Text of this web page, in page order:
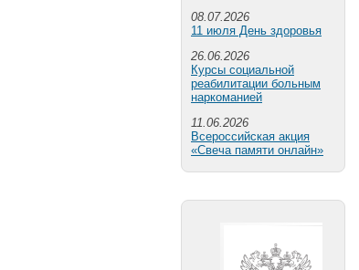
08.07.2026
11 июля День здоровья
26.06.2026
Курсы социальной
реабилитации больным
наркоманией
11.06.2026
Всероссийская акция
«Свеча памяти онлайн»